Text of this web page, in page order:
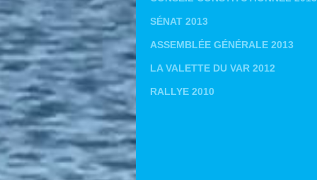
SÉNAT 2013
ASSEMBLÉE GÉNÉRALE 2013
LA VALETTE DU VAR 2012
RALLYE 2010